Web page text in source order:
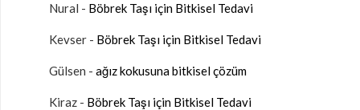
Nural - Böbrek Taşı için Bitkisel Tedavi
Kevser - Böbrek Taşı için Bitkisel Tedavi
Gülsen - ağız kokusuna bitkisel çözüm
Kiraz - Böbrek Taşı için Bitkisel Tedavi